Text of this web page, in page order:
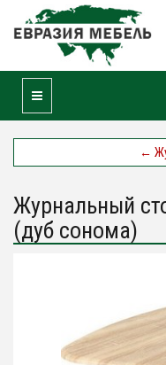
Toggle Navigation
←
Журнальный
(дуб сонома)